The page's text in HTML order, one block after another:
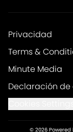
Privacidad
Terms &
Minute Media
Declaración
© 2026 Powered